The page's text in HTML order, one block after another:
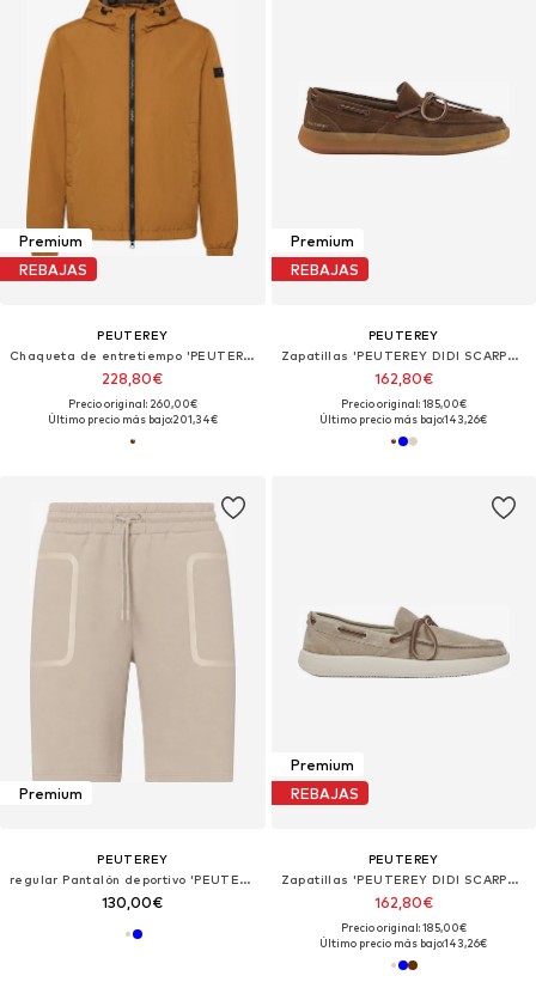
Premium
REBAJAS
PEUTEREY
Chaqueta de entretiempo 'PEUTEREY NIGLE U 01 GIUBBINO'
228,80€
Precio original: 260,00€
Último precio más bajo:201,34€
Premium
REBAJAS
PEUTEREY
Zapatillas 'PEUTEREY DIDI SCARPE Scarpe'
162,80€
Precio original: 185,00€
Último precio más bajo:143,26€
Premium
PEUTEREY
regular Pantalón deportivo 'PEUTEREY MITCHEL 03 BERMUDA'
130,00€
Premium
REBAJAS
PEUTEREY
Zapatillas 'PEUTEREY DIDI SCARPE Scarpe'
162,80€
Precio original: 185,00€
Último precio más bajo:143,26€